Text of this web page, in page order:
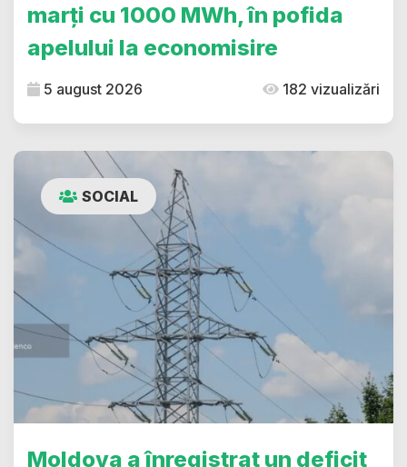
marți cu 1000 MWh, în pofida
apelului la economisire
5 august 2026 182 vizualizări
SOCIAL
Moldova a înregistrat un deficit